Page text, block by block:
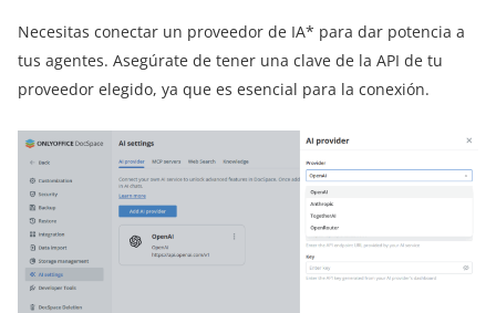
Necesitas conectar un proveedor de IA* para dar potencia a
tus agentes. Asegúrate de tener una clave de la API de tu
proveedor elegido, ya que es esencial para la conexión.